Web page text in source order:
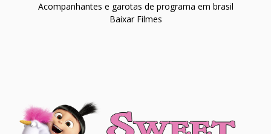
Acompanhantes e garotas de programa em brasil
Baixar Filmes